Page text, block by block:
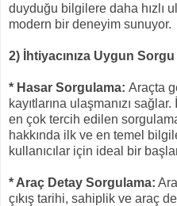
duyduğu bilgilere daha hızlı
modern bir deneyim sunuyor.
2) İhtiyacınıza Uygun
* Hasar Sorgulama: Araçta
kayıtlarına ulaşmanızı
en çok tercih edilen
hakkında ilk ve en temel
kullanıcılar için ideal bir
* Araç Detay Sorgulama:
çıkış tarihi, sahiplik ve araç